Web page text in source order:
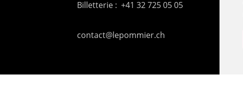
Billetterie : +41 32 725 05 05
contact@lepommier.ch